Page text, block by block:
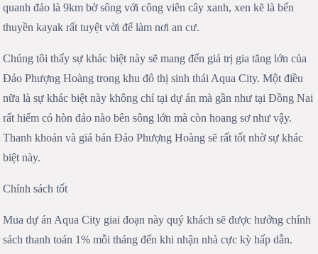
quanh đảo là 9km bờ sông với công viên cây xanh, xen kẽ là bến
thuyền kayak rất tuyệt vời để làm nơi an cư.
Chúng tôi thấy sự khác biệt này sẽ mang đến giá trị gia tăng lớn của
Đảo Phượng Hoàng trong khu đô thị sinh thái Aqua City. Một điều
nữa là sự khác biệt này không chỉ tại dự án mà gần như tại Đồng Nai
rất hiếm có hòn đảo nào bên sông lớn mà còn hoang sơ như vậy.
Thanh khoản và giá bán Đảo Phượng Hoàng sẽ rất tốt nhờ sự khác
biệt này.
Chính sách tốt
Mua dự án Aqua City giai đoạn này quý khách sẽ được hưởng chính
sách thanh toán 1% mỗi tháng đến khi nhận nhà cực kỳ hấp dẫn.